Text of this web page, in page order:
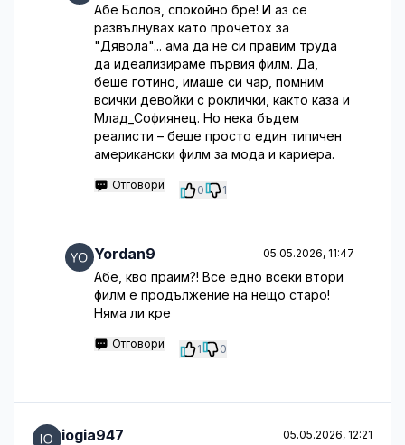
Абе Болов, спокойно бре! И аз се
развълнувах като прочетох за
"Дявола"... ама да не си правим труда
да идеализираме първия филм. Да,
беше готино, имаше си чар, помним
всички девойки с роклички, както каза и
Млад_Софиянец. Но нека бъдем
реалисти – беше просто един типичен
американски филм за мода и кариера.
Отговори 0 1
Yordan9 05.05.2026, 11:47
Абе, кво праим?! Все едно всеки втори
филм е продължение на нещо старо!
Няма ли кре
Отговори 1 0
iogia947 05.05.2026, 12:21